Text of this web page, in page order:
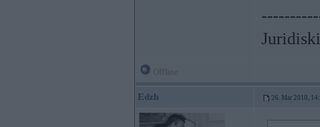
Edzh 26. Mar 2010,